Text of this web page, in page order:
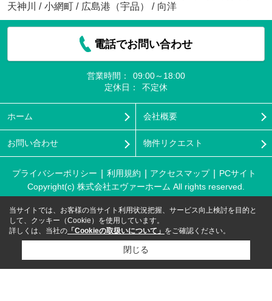
天神川
/ 小網町 / 広島港（宇品） / 向洋
電話でお問い合わせ
営業時間：
09:00～18:00
定休日：
不定休
ホーム 会社概要
お問い合わせ 物件リクエスト
プライバシーポリシー 利用規約 アクセスマップ
PCサイト
Copyright(c) 株式会社エヴァーホーム All rights reserved.
当サイトでは、お客様の当サイト利用状況把握、サービス向上検討を目的と
して、クッキー（Cookie）を使用しています。
詳しくは、当社の 「Cookieの取扱いについて」 をご確認ください。
閉じる